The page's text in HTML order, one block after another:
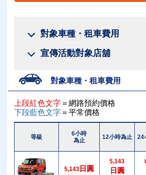
對象車種・租車費用
宣傳活動對象店舖
對象車種・租車費用
上段紅色文字 ＝網路預約價格
下段藍色文字 ＝平常價格
等級
6小時
為止
12小時為止 24
5,143 日圓
5,143
日圓